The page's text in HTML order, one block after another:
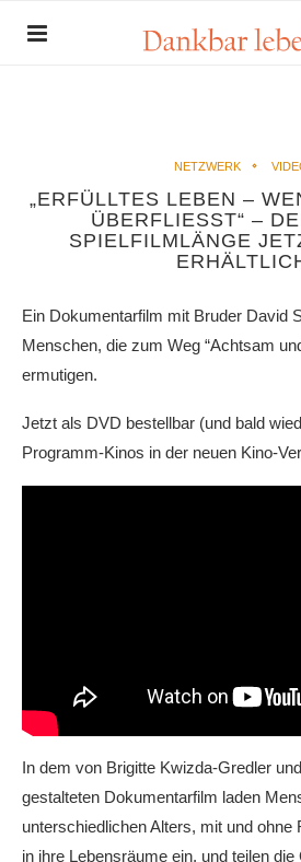
NETZWERK
„ERFÜLLTES LEBEN –
ÜBERFLIESST“ –
SPIELFILMLÄNGE
Ein Dokumentarfilm mit Bruder David
Menschen, die zum Weg “Achtsam
ermutigen.
Jetzt als DVD bestellbar (und bald
Programm-Kinos in der neuen Kino-
In dem von Brigitte Kwizda-Gredler
gestalteten Dokumentarfilm laden
unterschiedlichen Alters, mit und ohne
in ihre Lebensräume ein, und teilen